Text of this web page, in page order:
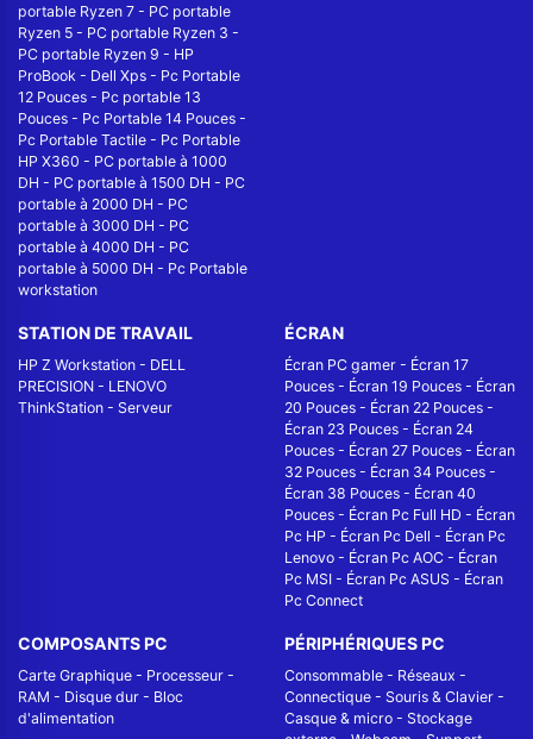
portable Ryzen 7 - PC portable
Ryzen 5 - PC portable Ryzen 3 -
PC portable Ryzen 9 - HP
ProBook - Dell Xps - Pc Portable
12 Pouces - Pc portable 13
Pouces - Pc Portable 14 Pouces -
Pc Portable Tactile - Pc Portable
HP X360 - PC portable à 1000
DH - PC portable à 1500 DH - PC
portable à 2000 DH - PC
portable à 3000 DH - PC
portable à 4000 DH - PC
portable à 5000 DH - Pc Portable
workstation
STATION DE TRAVAIL
HP Z Workstation - DELL
PRECISION - LENOVO
ThinkStation - Serveur
ÉCRAN
Écran PC gamer - Écran 17
Pouces - Écran 19 Pouces - Écran
20 Pouces - Écran 22 Pouces -
Écran 23 Pouces - Écran 24
Pouces - Écran 27 Pouces - Écran
32 Pouces - Écran 34 Pouces -
Écran 38 Pouces - Écran 40
Pouces - Écran Pc Full HD - Écran
Pc HP - Écran Pc Dell - Écran Pc
Lenovo - Écran Pc AOC - Écran
Pc MSI - Écran Pc ASUS - Écran
Pc Connect
COMPOSANTS PC
Carte Graphique - Processeur -
RAM - Disque dur - Bloc
d'alimentation
PÉRIPHÉRIQUES PC
Consommable - Réseaux -
Connectique - Souris & Clavier -
Casque & micro - Stockage